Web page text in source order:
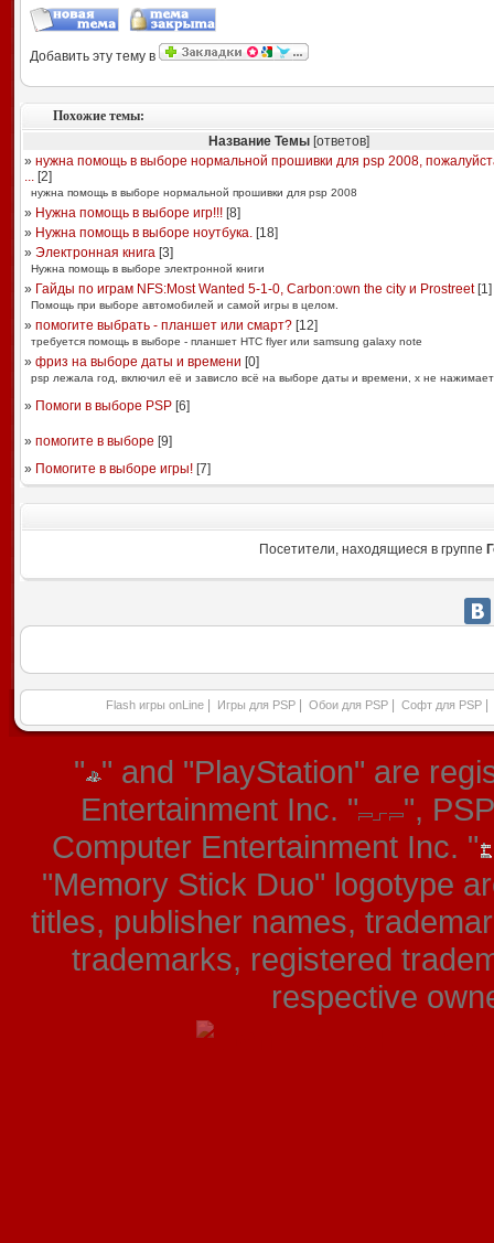
Добавить эту тему в
Похожие темы:
Название Темы[ответов]
» нужна помощь в выборе нормальной прошивки для psp 2008,
...[2]
нужна помощь в выборе нормальной прошивки для psp 2008
» Нужна помощь в выборе игр!!![8]
» Нужна помощь в выборе ноутбука.[18]
» Электронная книга[3]
Нужна помощь в выборе электронной книги
» Гайды по играм NFS:Most Wanted 5-1-0, Carbon:own the city и Prostreet[1]
Помощь при выборе автомобилей и самой игры в целом.
» помогите выбрать - планшет или смарт?[12]
требуется помощь в выборе - планшет HTC flyer или samsung galaxy note
» фриз на выборе даты и времени [0]
psp лежала год, включил её и зависло всё на выборе даты и времени, х не
» Помоги в выборе PSP[6]
» помогите в выборе [9]
» Помогите в выборе игры![7]
Посетители, находящиеся в группе
Flash игры onLine Игры для PSP Обои для PSP Софт для PSP
" " and "PlayStation" are
Entertainment Inc. "
",
Computer Entertainment Inc. "
"Memory Stick Duo" logotype
titles, publisher names,
trademarks, registered
respective